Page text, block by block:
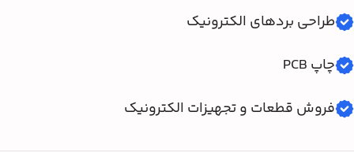
طراحی بردهای الکترونیک
چاپ PCB
فروش قطعات و تجهیزات الکترونیک